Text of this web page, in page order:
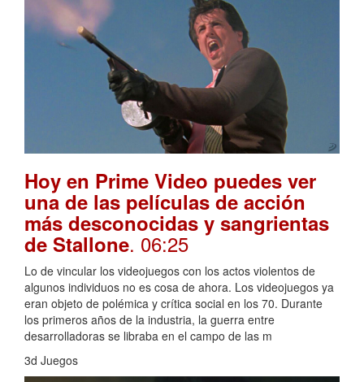
Hoy en Prime Video puedes ver
una de las películas de acción
más desconocidas y sangrientas
de Stallone. 06:25
Lo de vincular los videojuegos con los actos violentos de
algunos individuos no es cosa de ahora. Los videojuegos ya
eran objeto de polémica y crítica social en los 70. Durante
los primeros años de la industria, la guerra entre
desarrolladoras se libraba en el campo de las m
3d Juegos